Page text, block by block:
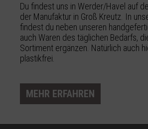
Du findest uns in Werder/Havel auf
der Manufaktur in Groß Kreutz. In
findest du neben unseren
auch Waren des täglichen Bedarfs,
Sortiment ergänzen. Natürlich auch
plastikfrei.
MEHR ERFAHREN